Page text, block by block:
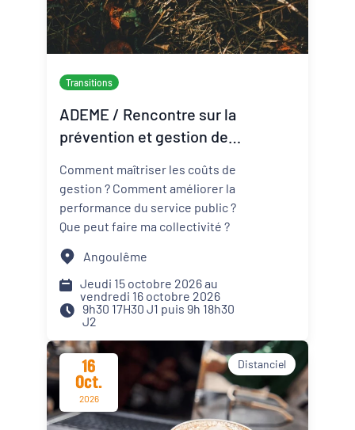
Transitions
ADEME / Rencontre sur la
prévention et gestion des
Comment maîtriser les coûts de
gestion ? Comment améliorer la
performance du service public ?
Que peut faire ma collectivité ?
Angoulême
Jeudi 15 octobre 2026 au
vendredi 16 octobre 2026
9h30 17H30 J1 puis 9h 18h30
J2
16
Oct.
2026
Distanciel